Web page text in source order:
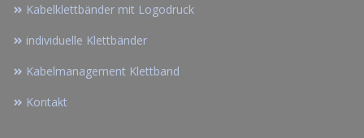
Kabelklettbänder mit Logodruck
individuelle Klettbänder
Kabelmanagement Klettband
Kontakt